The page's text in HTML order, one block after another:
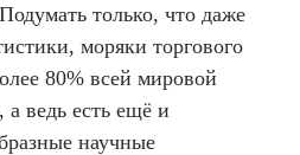
только, что даже
моряки торгового
80% всей мировой
а ведь есть ещё и
научные